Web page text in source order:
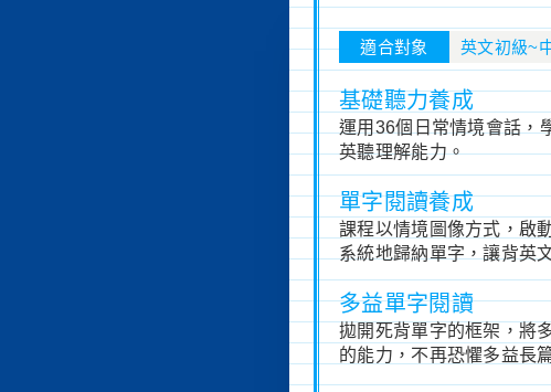
適合對象 英文初級~
基礎聽力養成
運用36個日常情境會話，
英聽理解能力。
單字閱讀養成
課程以情境圖像方式，啟
系統地歸納單字，讓背英
多益單字閱讀
拋開死背單字的框架，將
的能力，不再恐懼多益長